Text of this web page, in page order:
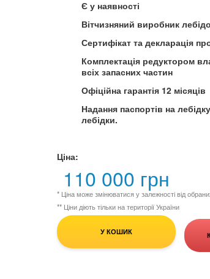
Є у наявності
Вітчизняний виробник
Сертифікат та декларація
Комплектація редуктором
всіх запасних частин
Офіційна гарантія 12 місяців
Надання паспортів на
лебідки.
Ціна:
110 000 грн
* Ціна може змінюватися у залежності від
** Ціни діють тільки на території України
У КОШИК